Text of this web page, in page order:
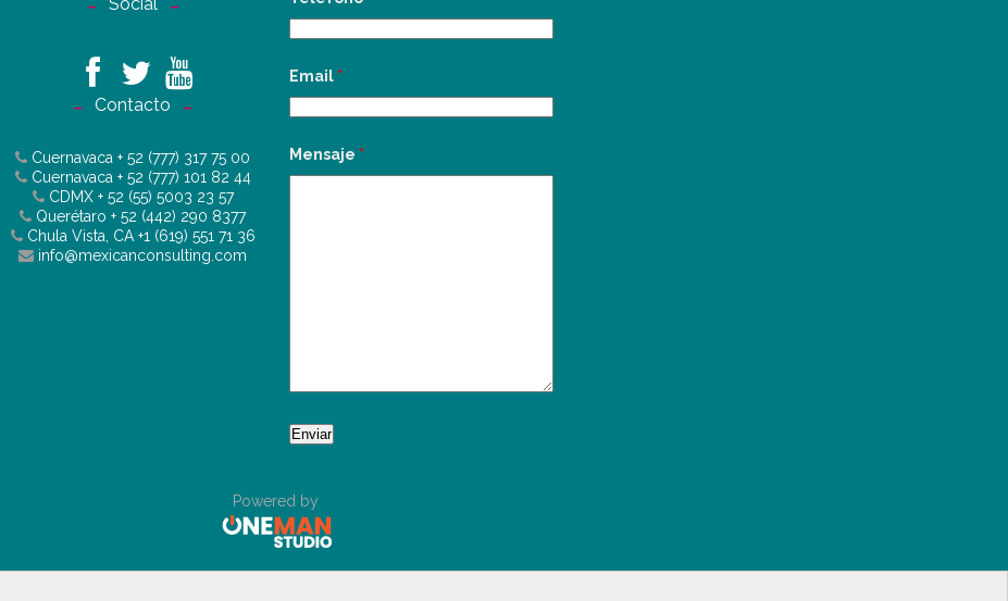
Contacto
Cuernavaca+ 52 (777) 317 75 00
Cuernavaca + 52 (777) 101 82 44
CDMX + 52 (55) 5003 23 57
Querétaro+ 52 (442) 290 8377
Chula Vista, CA+1 (619) 551 71 36
info@mexicanconsulting.com
Email *
Mensaje *
Powered by